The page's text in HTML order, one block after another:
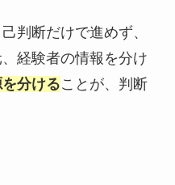
判断だけで進めず、
経験者の情報を分け
分けることが、判断